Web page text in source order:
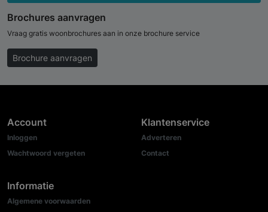
Brochures aanvragen
Vraag gratis woonbrochures aan in onze brochure service
Brochure aanvragen
Account
Inloggen
Wachtwoord vergeten
Informatie
Algemene voorwaarden
Klantenservice
Adverteren
Contact